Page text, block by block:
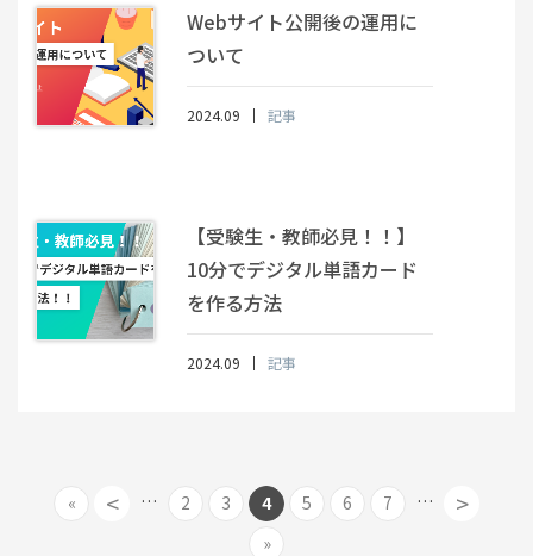
Webサイト公開後の運用に
ついて
2024.09 記事
【受験生・教師必見！！】
10分でデジタル単語カード
を作る方法
2024.09 記事
« < … 2 3 4 5 6 7 … >
»